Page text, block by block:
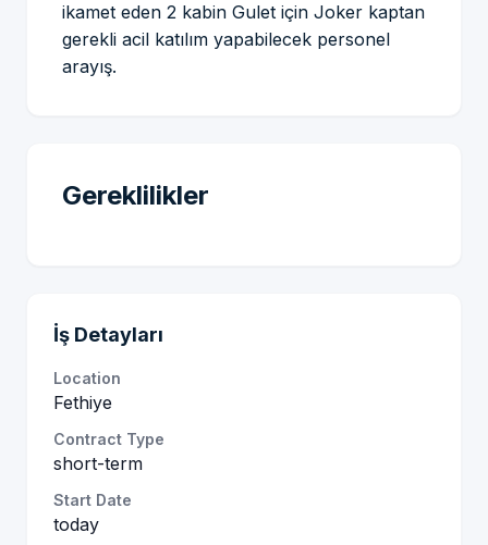
ikamet eden 2 kabin Gulet için Joker kaptan
gerekli acil katılım yapabilecek personel
arayış.
Gereklilikler
İş Detayları
Location
Fethiye
Contract Type
short-term
Start Date
today